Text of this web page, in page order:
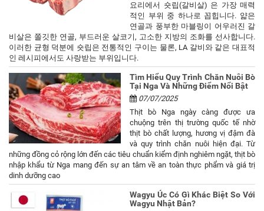
요리에서 숏립(갈비살) 은 가장 매력
적인 부위 중 하나로 꼽힙니다. 얇은
연골과 풍부한 마블링이 어우러진 갈
비살은 쫄깃한 연골, 부드러운 살코기, 고소한 지방의 조화를 선사합니다.
이러한 균형 덕분에 숏립은 전통적인 구이는 물론, LA 갈비와 같은 대표적
인 레시피에서도 사랑받는 부위입니다.
Tìm Hiểu Quy Trình Chăn Nuôi Bò
Tại Nga Và Những Điểm Nổi Bật
07/07/2025
Thịt bò Nga ngày càng được ưa
chuộng trên thị trường quốc tế nhờ
thịt bò chất lượng, hương vị đậm đà
và quy trình chăn nuôi hiện đại. Từ
những đồng cỏ rộng lớn đến các tiêu chuẩn kiểm định nghiêm ngặt, thịt bò
nhập khẩu từ Nga mang đến sự an tâm về an toàn thực phẩm và giá trị
dinh dưỡng cao
Wagyu Úc Có Gì Khác Biệt So Với
Wagyu Nhật Bản?